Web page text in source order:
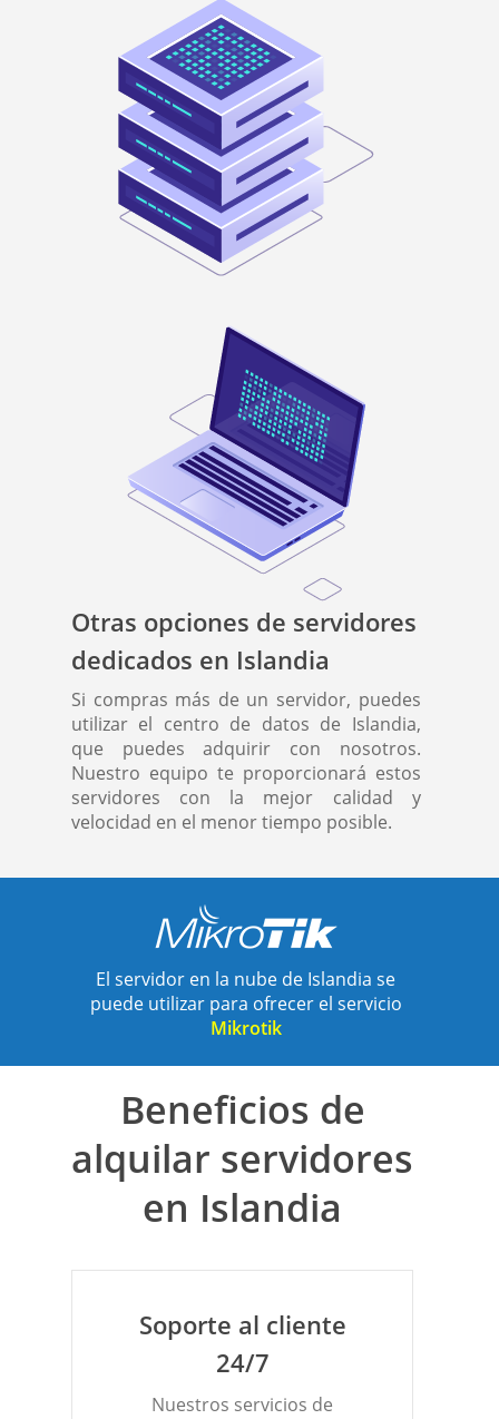
Otras opciones de servidores
dedicados en Islandia
Si compras más de un servidor, puedes
utilizar el centro de datos de Islandia,
que puedes adquirir con nosotros.
Nuestro equipo te proporcionará estos
servidores con la mejor calidad y
velocidad en el menor tiempo posible.
El servidor en la nube de Islandia se
puede utilizar para ofrecer el servicio
Mikrotik
Beneficios de
alquilar servidores
en Islandia
Soporte al cliente
24/7
Nuestros servicios de